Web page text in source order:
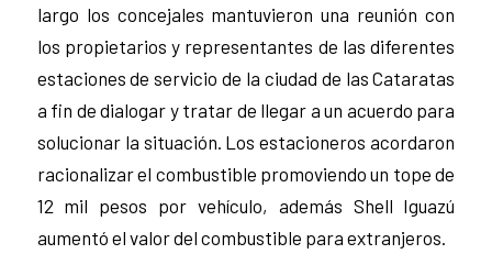
largo los concejales mantuvieron una reunión con
los propietarios y representantes de las diferentes
estaciones de servicio de la ciudad de las Cataratas
a fin de dialogar y tratar de llegar a un acuerdo para
solucionar la situación. Los estacioneros acordaron
racionalizar el combustible promoviendo un tope de
12 mil pesos por vehículo, además Shell Iguazú
aumentó el valor del combustible para extranjeros.